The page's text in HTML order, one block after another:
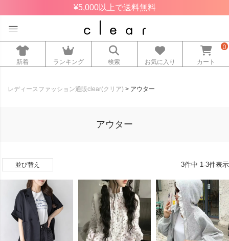
¥5,000以上で送料無料
新着 ランキング 検索 お気に入り カート
0
レディースファッション通販clear(クリア) アウター
アウター
並び替え 3件中 1-3件表示